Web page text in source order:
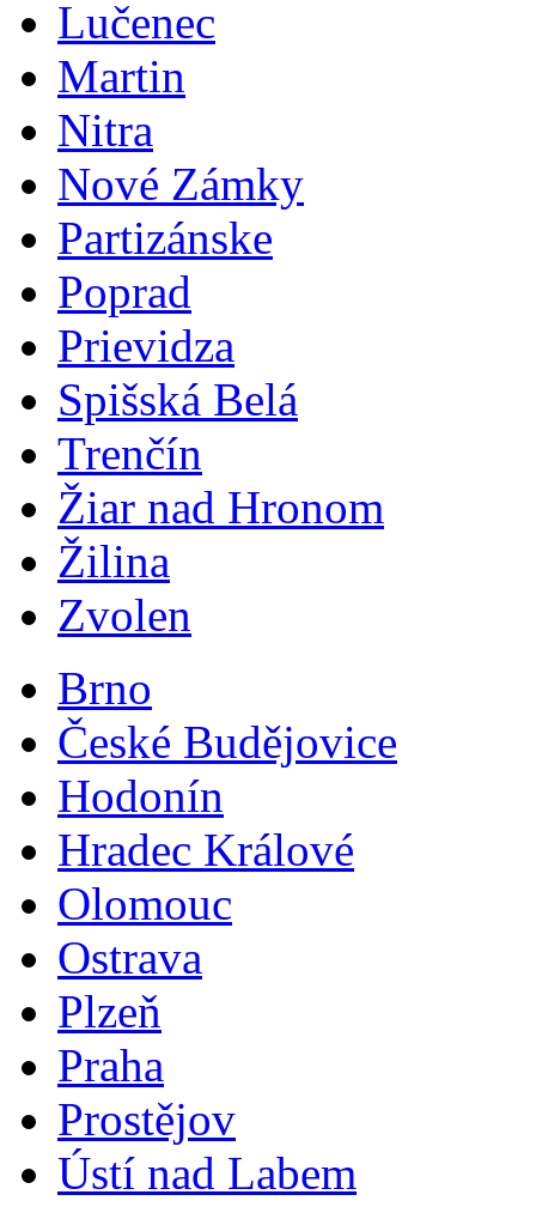
Lučenec
Martin
Nitra
Nové Zámky
Partizánske
Poprad
Prievidza
Spišská Belá
Trenčín
Žiar nad Hronom
Žilina
Zvolen
Brno
České Budějovice
Hodonín
Hradec Králové
Olomouc
Ostrava
Plzeň
Praha
Prostějov
Ústí nad Labem